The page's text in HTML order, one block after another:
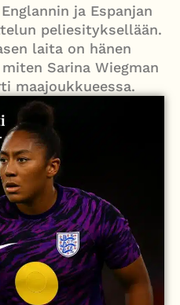
Juhana Tegelbergille – tiukka
tallentui videolle
ja Espanjan
peliesityksellään.
laita on hänen
Sarina Wiegman
maajoukkueessa.